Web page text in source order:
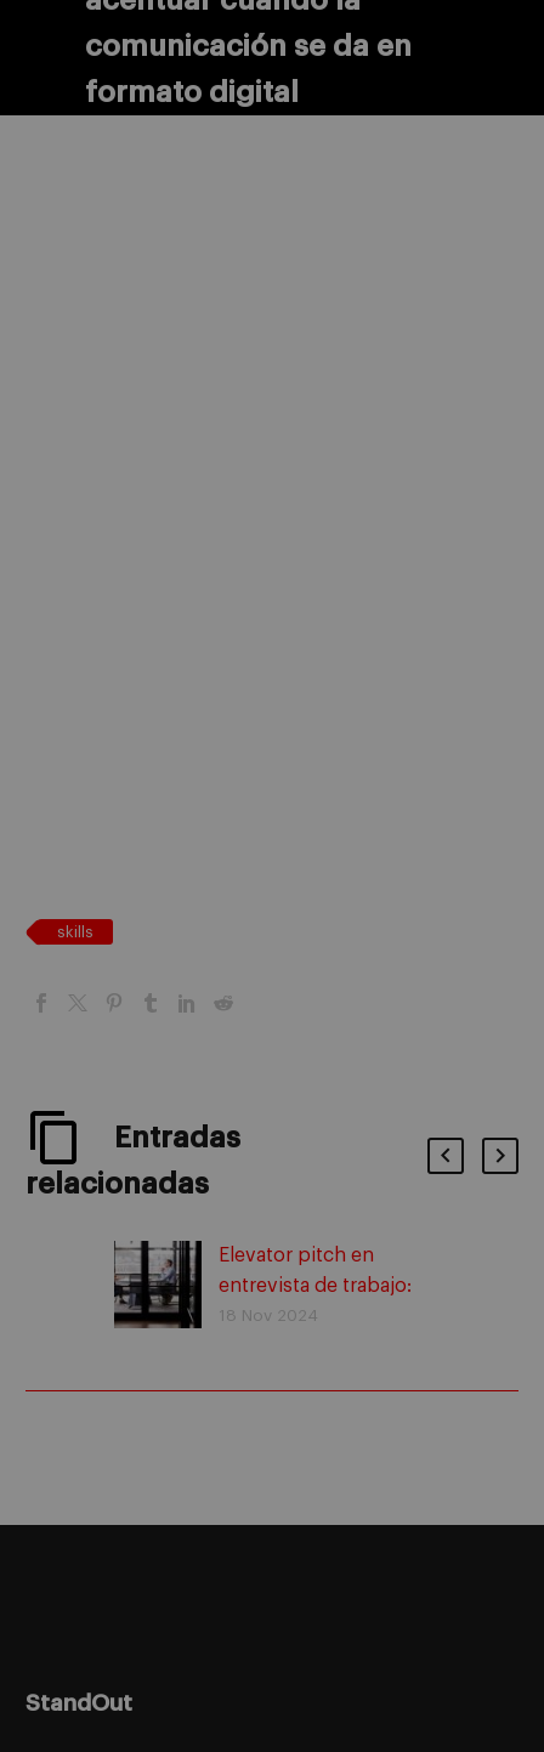
comunicación se da en
formato digital
skills
Entradas
relacionadas
Elevator pitch en
entrevista de trabajo:
¿cómo condensar +20
18 Nov 2024
StandOut